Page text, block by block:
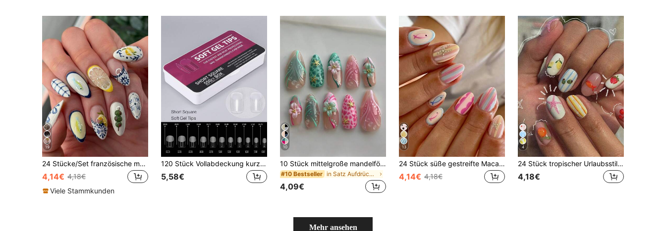
19
24 Stücke/Set französische mandel-förmige 3D Gel Nagel Aufkleber, Zitrone, süßer Fisch, blau kariert, Schleife Dekor, Vollabdeckung Aufklebe-Nägel, ideal für Damen & Mädchen Partys, Dates, Urlaub Nagel Zubehör
4,14€ 4,18€
Viele Stammkunden
120 Stück Vollabdeckung kurze quadratische weiche Gel-Nagelsticker Set, 11 Stile vorgeformte Kunstnägel mit Aufbewahrungsbox, geeignet für Heimmaniküre, Salon-Werkzeuge und Zubehör
5,58€
10
10 Stück mittelgroße mandelförmige Press-On-Nägel, Sommer 3D rosa Blumen rosa Farbverlauf French Manicure, goldene Stahlkugel Seestern Dekoration, geeignet für Nagelstudio Kunstnägel, Mädchen und Frauen täglicher Gebrauch, Feiertagsparty und Geschenk
#10 Bestseller in Satz Aufdrückbare künstliche Nägel
4,09€
13
24 Stück süße gestreifte Macaron-Fisch-Oval-Kunstnägel, lebendiger Macaron-Sommerstil, bunte Streifen und Cartoon-Fisch-Wellenmuster kombiniert, glänzendes Finish, ovale Kunstnägel, perfekt für Damen Sommerstrandurlaub, tägliches Pendeln, Party, Musikfestival und mehr!
4,14€ 4,18€
4
24 Stück tropischer Urlaubsstil Nagelaufkleber, ovale künstliche Nägel (mit Seestern- und Fruchtmustern) Sommer-Falschnägel, 3D-Früchte, Streifen, Seestern/Goldfisch/Zitrone/Erdbeere/Kirsche/Orange und mehr Designs, geeignet für Urlaub, täglichen Gebrauch, Arbeit und andere Anlässe Damen Nagelkunst Dekoration
4,18€
Mehr ansehen